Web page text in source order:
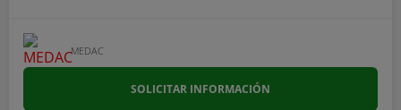
MEDAC
SOLICITAR INFORMACIÓN